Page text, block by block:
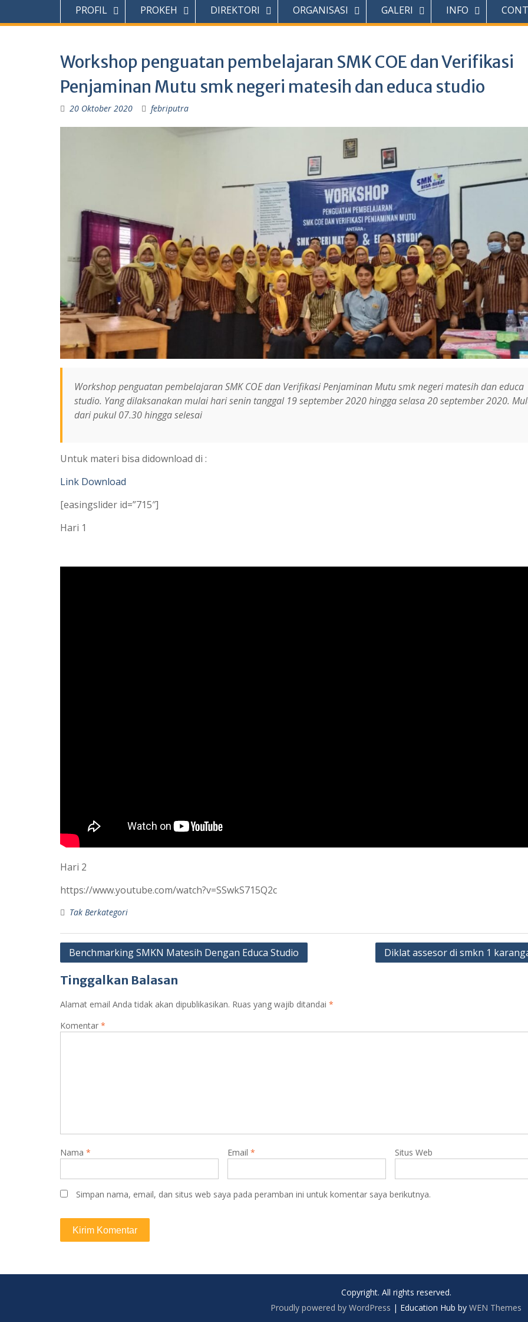
PROFIL PROKEH DIREKTORI ORGANISASI GALERI INFO
Workshop penguatan pembelajaran SMK COE dan Verifikasi
Penjaminan Mutu smk negeri matesih dan educa studio
20 Oktober 2020 febriputra
Workshop penguatan pembelajaran SMK COE dan Verifikasi Penjaminan Mutu smk negeri matesih dan educa
studio. Yang dilaksanakan mulai hari senin tanggal 19 september 2020 hingga selasa 20 september 2020.
dari pukul 07.30 hingga selesai
Untuk materi bisa didownload di :
Link Download
[easingslider id=”715″]
Hari 1
Hari 2
https://www.youtube.com/watch?v=SSwkS715Q2c
Tak Berkategori
Navigasi
Benchmarking SMKN Matesih Dengan Educa Studio Diklat assesor di smkn 1
Tinggalkan Balasan
Alamat email Anda tidak akan dipublikasikan. Ruas yang wajib ditandai *
Komentar *
Nama * Email * Situs Web
Simpan nama, email, dan situs web saya pada peramban ini untuk komentar saya berikutnya.
Copyright. All rights reserved.
Proudly powered by WordPress | Education Hub by WEN Themes